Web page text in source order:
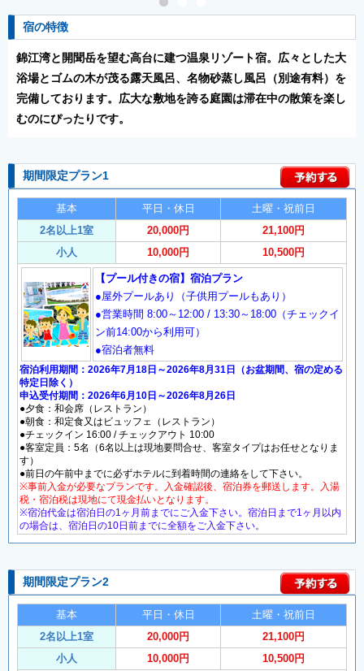
宿の特徴
錦江湾と開聞岳を望む高台に建つ温泉リゾート宿。広々とした大
浴場とゴムの木が茂る露天風呂、名物砂蒸し風呂（別途有料）を
完備しております。広大な敷地を誇る庭園は滞在中の散策を楽し
むのにぴったりです。
期間限定プラン1
基本 平日・休日
土曜・祝前日
2名以上1室
20,000円
21,100円
小人
10,000円 10,500円
【プール付きの宿】宿泊プラン
●屋外プールあり（子供用プールもあり）
●営業時間 8:00～12:00 / 13:30～18:00（チェックイ
ン前14:00から利用可）
●宿泊者無料
宿泊利用期間：2026年7月18日～2026年8月31日（お盆期間、宿の定める
特定日除く）
申込受付期間：2026年6月10日～2026年8月26日
●夕食：和会席（レストラン）
●朝食：和定食又はビュッフェ（レストラン）
●チェックイン 16:00 / チェックアウト 10:00
●客室定員：5名（6名以上は現地要問合せ、客室タイプはお任せとなりま
す）
●前日の午前中までに必ずホテルに到着時間の連絡をして下さい。
※事前入金が必要なプランです。入金確認後、宿泊券を郵送します。入湯
税・宿泊税は現地にて現金払いとなります。
※宿泊代金は宿泊日の1ヶ月前までにご入金下さい。宿泊日まで1ヶ月以内
の場合は、宿泊日の10日前までに全額をご入金下さい。
期間限定プラン2
基本 平日・休日
土曜・祝前日
2名以上1室
20,000円
21,100円
小人
10,000円 10,500円